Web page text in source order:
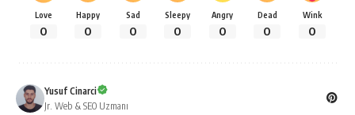
Love
0
Happy
0
Sad
0
Sleepy
0
Angry
0
Dead
0
Wink
0
Yusuf Cinarci
Jr. Web & SEO Uzmanı